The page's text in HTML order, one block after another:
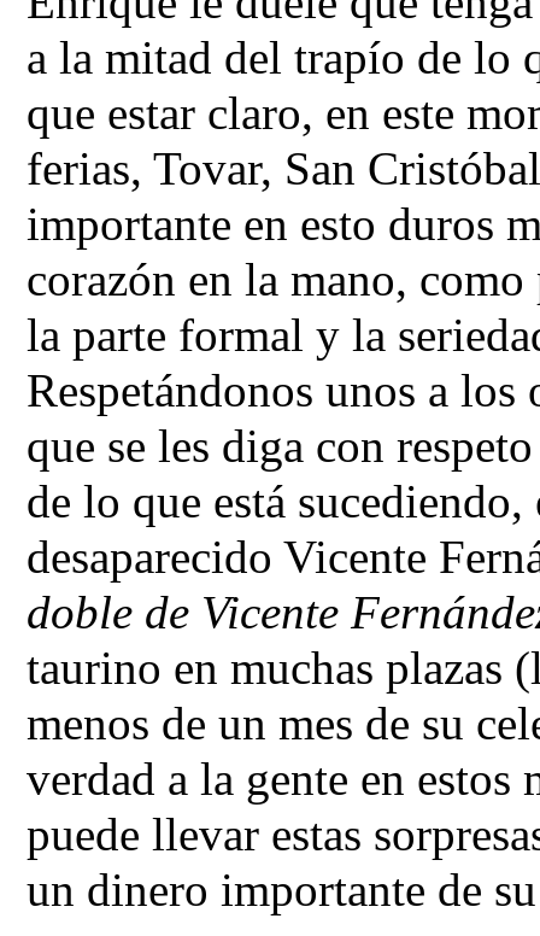
a la mitad del trapío de lo
que estar claro, en este
ferias, Tovar, San
importante en esto duros
corazón en la mano,
la parte formal y la
Respetándonos unos a
que se les diga con
de lo que está
desaparecido Vicente
doble de Vicente
taurino en muchas plazas
menos de un mes de su
verdad a la gente en estos
puede llevar estas
un dinero importante de